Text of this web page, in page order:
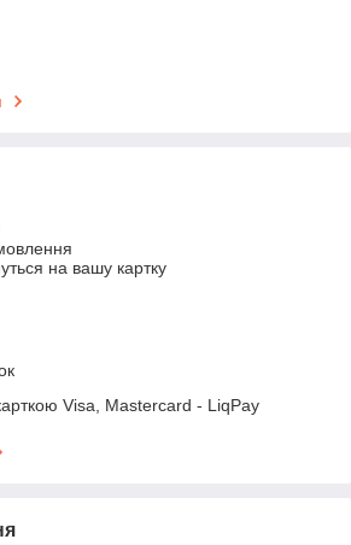
на вашу картку
Visa, Mastercard - LiqPay